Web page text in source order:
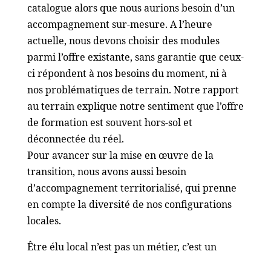
catalogue alors que nous aurions besoin d’un
accompagnement sur-mesure. A l’heure
actuelle, nous devons choisir des modules
parmi l’offre existante, sans garantie que ceux-
ci répondent à nos besoins du moment, ni à
nos problématiques de terrain. Notre rapport
au terrain explique notre sentiment que l’offre
de formation est souvent hors-sol et
déconnectée du réel.
Pour avancer sur la mise en œuvre de la
transition, nous avons aussi besoin
d’accompagnement territorialisé, qui prenne
en compte la diversité de nos configurations
locales.
Être élu local n’est pas un métier, c’est un